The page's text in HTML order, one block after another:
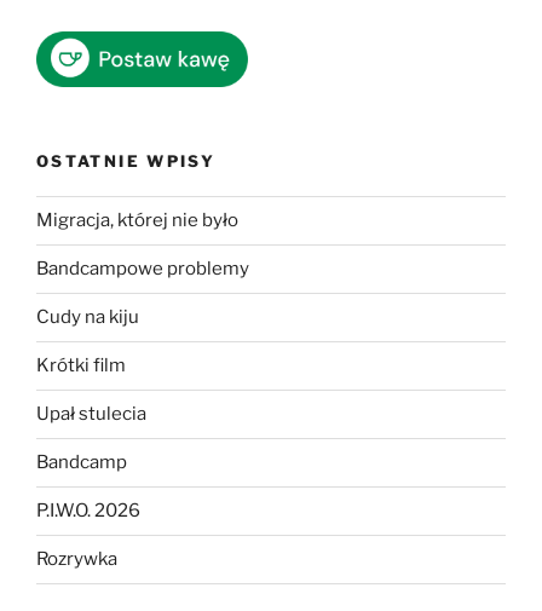
OSTATNIE WPISY
Migracja, której nie było
Bandcampowe problemy
Cudy na kiju
Krótki film
Upał stulecia
Bandcamp
P.I.W.O. 2026
Rozrywka